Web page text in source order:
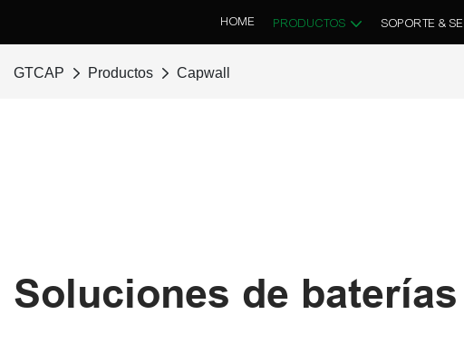
HOME PRODUCTOS SOPORTE &
GTCAP Productos Capwall
Soluciones de baterías